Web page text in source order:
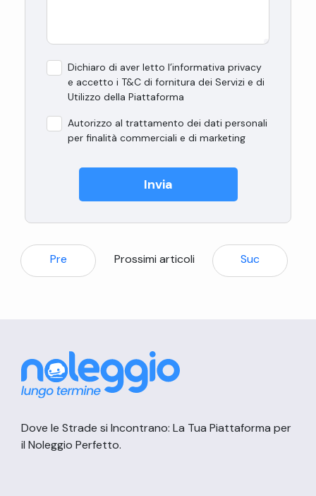
Dichiaro di aver letto l’informativa privacy
e accetto i T&C di fornitura dei Servizi e di
Utilizzo della Piattaforma
Autorizzo al trattamento dei dati personali
per finalità commerciali e di marketing
Invia
Pre Prossimi articoli Suc
Dove le Strade si Incontrano: La Tua Piattaforma per
il Noleggio Perfetto.